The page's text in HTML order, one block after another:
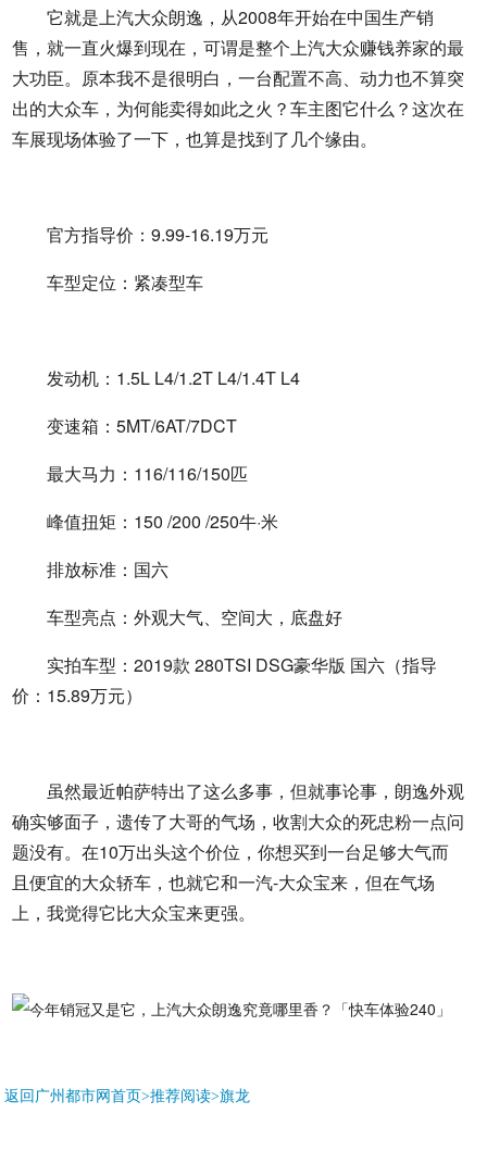
它就是上汽大众朗逸，从2008年开始在中国生产销
售，就一直火爆到现在，可谓是整个上汽大众赚钱养家的最
大功臣。原本我不是很明白，一台配置不高、动力也不算突
出的大众车，为何能卖得如此之火？车主图它什么？这次在
车展现场体验了一下，也算是找到了几个缘由。
官方指导价：9.99-16.19万元
车型定位：紧凑型车
发动机：1.5L L4/1.2T L4/1.4T L4
变速箱：5MT/6AT/7DCT
最大马力：116/116/150匹
峰值扭矩：150 /200 /250牛·米
排放标准：国六
车型亮点：外观大气、空间大，底盘好
实拍车型：2019款 280TSI DSG豪华版 国六（指导
价：15.89万元）
虽然最近帕萨特出了这么多事，但就事论事，朗逸外观
确实够面子，遗传了大哥的气场，收割大众的死忠粉一点问
题没有。在10万出头这个价位，你想买到一台足够大气而
且便宜的大众轿车，也就它和一汽-大众宝来，但在气场
上，我觉得它比大众宝来更强。
返回广州都市网首页>推荐阅读>旗龙